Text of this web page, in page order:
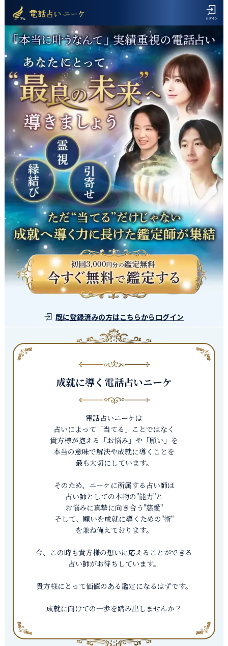
既に登録済みの方はこちらからログイン
成就に導く電話占いニーケ
電話占いニーケは
占いによって「当てる」ことではなく
貴方様が抱える「お悩み」や「願い」を
本当の意味で解決や成就に導くことを
最も大切にしています。
そのため、ニーケに所属する占い師は
占い師としての本物の"能力"と
お悩みに真摯に向き合う"慈愛"
そして、願いを成就に導くための"術"
を兼ね備えております。
今、この時も貴方様の想いに応えることができる
占い師がお待ちしています。
貴方様にとって価値のある鑑定になるはずです。
成就に向けての一歩を踏み出しませんか？